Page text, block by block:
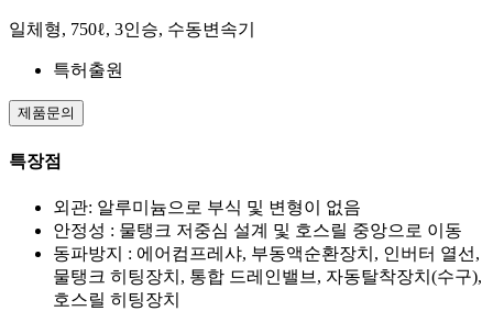
일체형, 750ℓ, 3인승, 수동변속기
특허출원
제품문의
특장점
외관: 알루미늄으로 부식 및 변형이 없음
안정성 : 물탱크 저중심 설계 및 호스릴 중앙으로 이동
동파방지 : 에어컴프레샤, 부동액순환장치, 인버터 열선,
물탱크 히팅장치, 통합 드레인밸브, 자동탈착장치(수구),
호스릴 히팅장치